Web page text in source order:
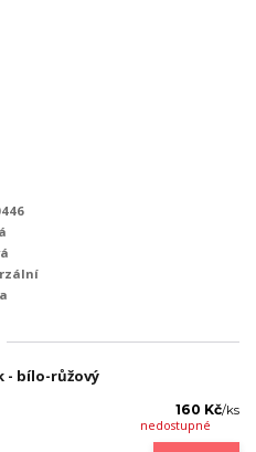
- bílo-růžový
160 Kč/ks
nedostupné